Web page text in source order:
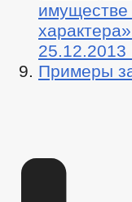
25.12.2013
Примеры